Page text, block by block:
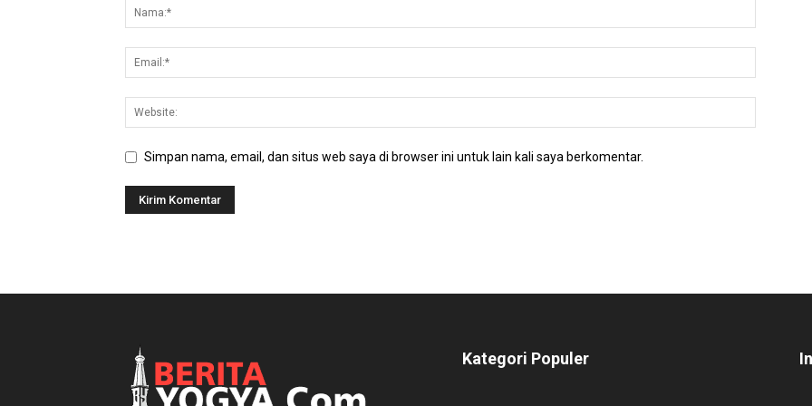
Simpan nama, email, dan situs web saya di browser ini untuk lain kali saya berkomentar.
Kategori Populer